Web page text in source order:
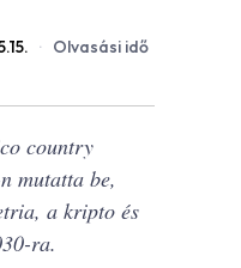
· Olvasási idő
country
mutatta be,
a kripto és
ra.